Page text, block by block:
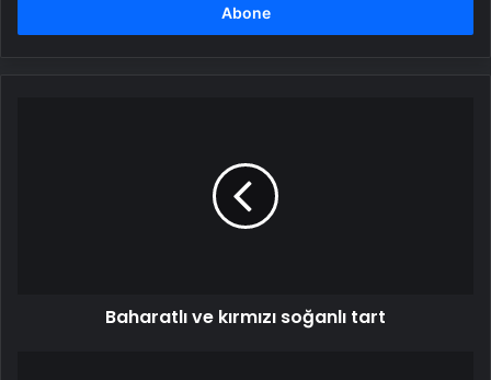
Baharatlı ve kırmızı soğanlı tart